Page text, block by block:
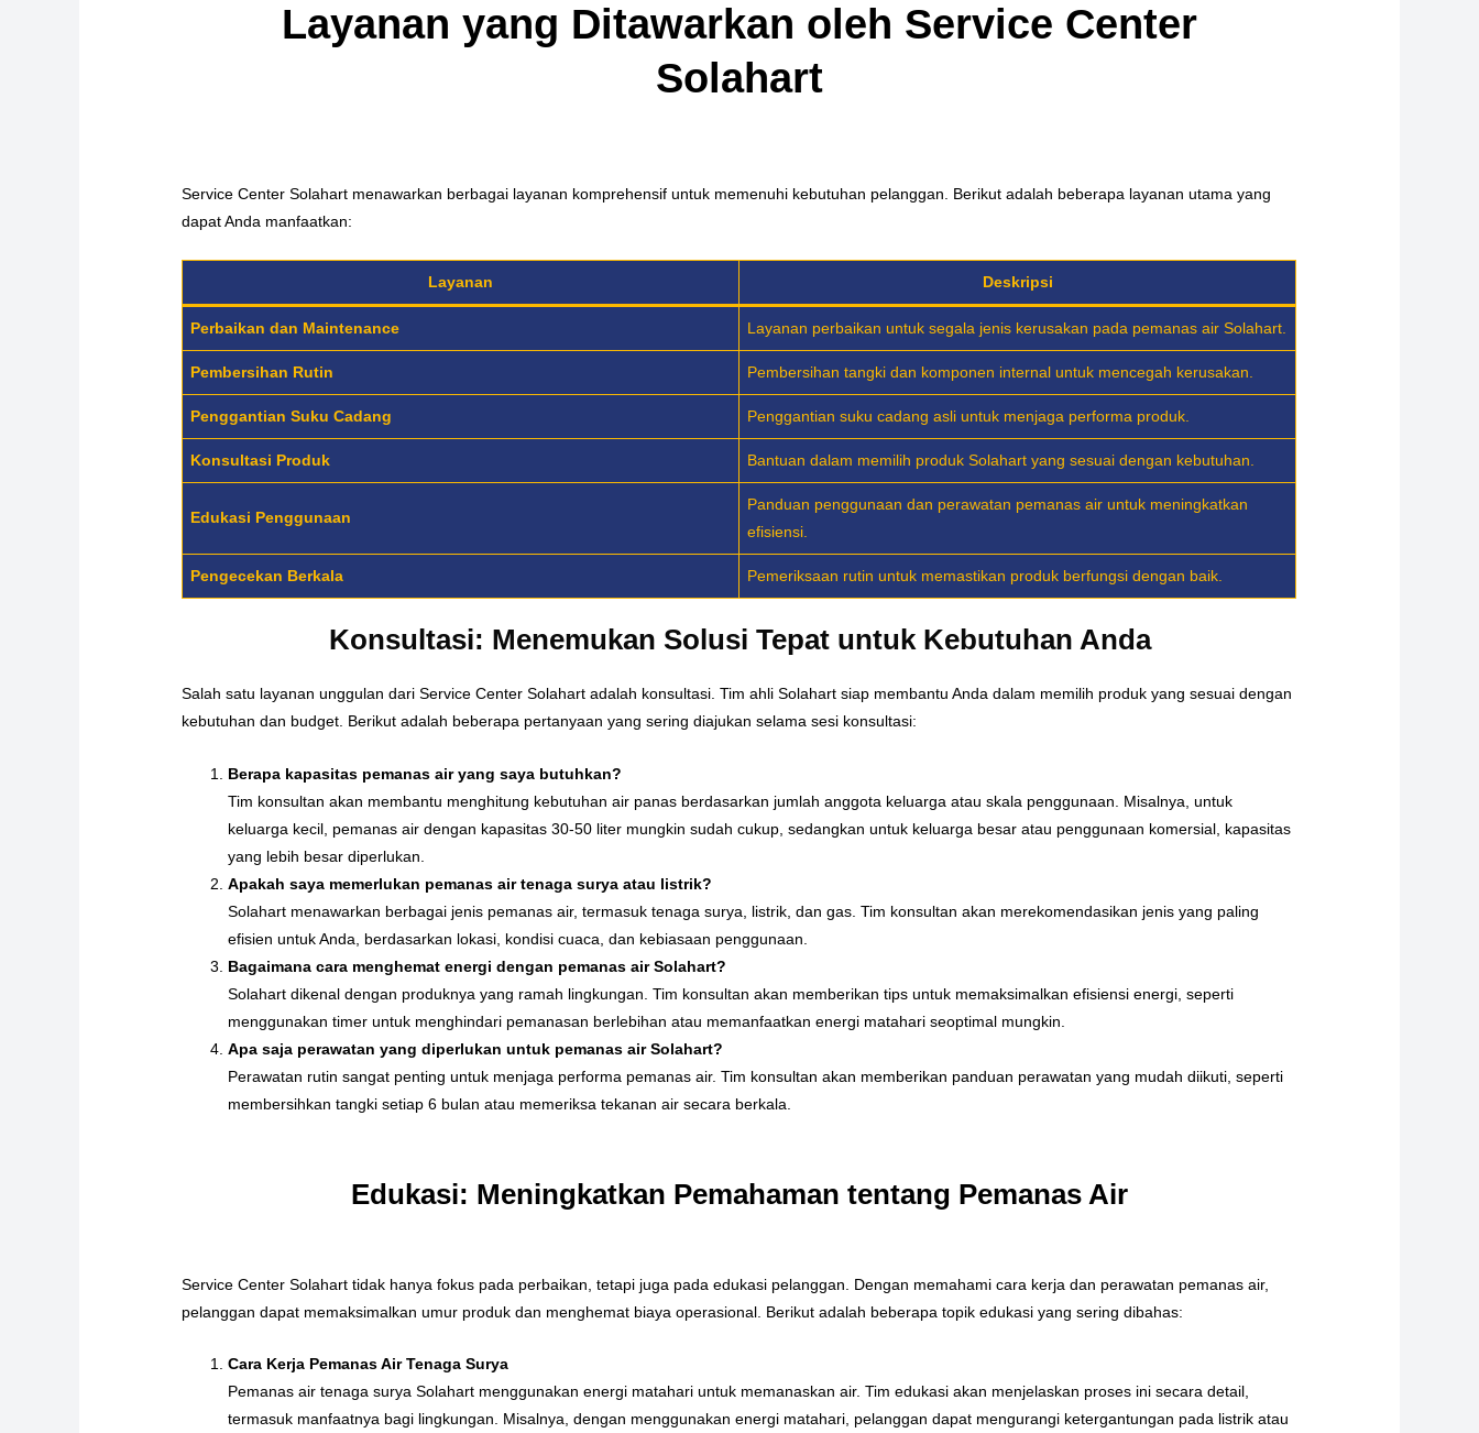
Layanan yang Ditawarkan oleh Service Center
Solahart
Service Center Solahart menawarkan berbagai layanan komprehensif untuk memenuhi kebutuhan pelanggan. Berikut adalah beberapa layanan utama yang
dapat Anda manfaatkan:
Layanan Deskripsi
Perbaikan dan Maintenance Layanan perbaikan untuk segala jenis kerusakan pada pemanas air Solahart.
Pembersihan Rutin Pembersihan tangki dan komponen internal untuk mencegah kerusakan.
Penggantian Suku Cadang Penggantian suku cadang asli untuk menjaga performa produk.
Konsultasi Produk Bantuan dalam memilih produk Solahart yang sesuai dengan kebutuhan.
Edukasi Penggunaan
Panduan penggunaan dan perawatan pemanas air untuk meningkatkan
efisiensi.
Pengecekan Berkala Pemeriksaan rutin untuk memastikan produk berfungsi dengan baik.
Konsultasi: Menemukan Solusi Tepat untuk Kebutuhan Anda
Salah satu layanan unggulan dari Service Center Solahart adalah konsultasi. Tim ahli Solahart siap membantu Anda dalam memilih produk yang sesuai dengan
kebutuhan dan budget. Berikut adalah beberapa pertanyaan yang sering diajukan selama sesi konsultasi:
Berapa kapasitas pemanas air yang saya butuhkan?
Tim konsultan akan membantu menghitung kebutuhan air panas berdasarkan jumlah anggota keluarga atau skala penggunaan. Misalnya, untuk
keluarga kecil, pemanas air dengan kapasitas 30-50 liter mungkin sudah cukup, sedangkan untuk keluarga besar atau penggunaan komersial, kapasitas
yang lebih besar diperlukan.
Apakah saya memerlukan pemanas air tenaga surya atau listrik?
Solahart menawarkan berbagai jenis pemanas air, termasuk tenaga surya, listrik, dan gas. Tim konsultan akan merekomendasikan jenis yang paling
efisien untuk Anda, berdasarkan lokasi, kondisi cuaca, dan kebiasaan penggunaan.
Bagaimana cara menghemat energi dengan pemanas air Solahart?
Solahart dikenal dengan produknya yang ramah lingkungan. Tim konsultan akan memberikan tips untuk memaksimalkan efisiensi energi, seperti
menggunakan timer untuk menghindari pemanasan berlebihan atau memanfaatkan energi matahari seoptimal mungkin.
Apa saja perawatan yang diperlukan untuk pemanas air Solahart?
Perawatan rutin sangat penting untuk menjaga performa pemanas air. Tim konsultan akan memberikan panduan perawatan yang mudah diikuti, seperti
membersihkan tangki setiap 6 bulan atau memeriksa tekanan air secara berkala.
Edukasi: Meningkatkan Pemahaman tentang Pemanas Air
Service Center Solahart tidak hanya fokus pada perbaikan, tetapi juga pada edukasi pelanggan. Dengan memahami cara kerja dan perawatan pemanas air,
pelanggan dapat memaksimalkan umur produk dan menghemat biaya operasional. Berikut adalah beberapa topik edukasi yang sering dibahas:
Cara Kerja Pemanas Air Tenaga Surya
Pemanas air tenaga surya Solahart menggunakan energi matahari untuk memanaskan air. Tim edukasi akan menjelaskan proses ini secara detail,
termasuk manfaatnya bagi lingkungan. Misalnya, dengan menggunakan energi matahari, pelanggan dapat mengurangi ketergantungan pada listrik atau